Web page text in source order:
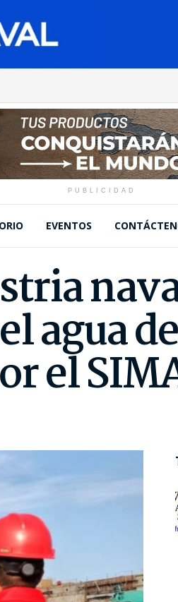
PUBLICIDAD
EVENTOS
agua
el